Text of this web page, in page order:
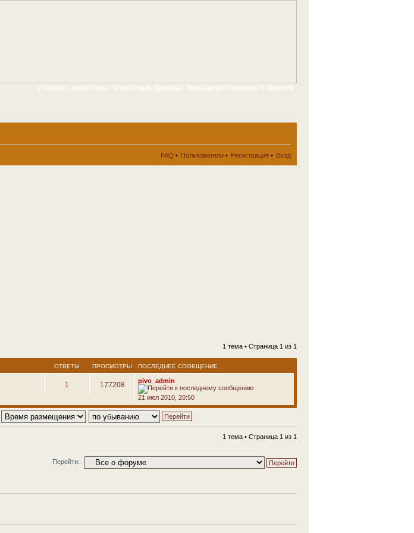
главная типы пива известные бренды пивные фестивали о проекте
FAQ • Пользователи • Регистрация • Вход
1 тема • Страница 1 из 1
ОТВЕТЫ ПРОСМОТРЫ ПОСЛЕДНЕЕ СООБЩЕНИЕ
1 177208 pivo_admin
21 июл 2010, 20:50
1 тема • Страница 1 из 1
Перейти: